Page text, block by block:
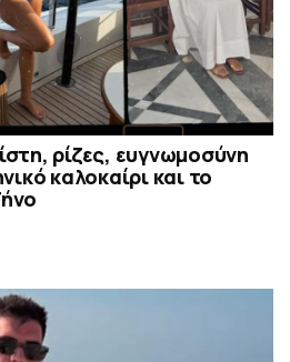
ρίζες, ευγνωμοσύνη
καλοκαίρι και το